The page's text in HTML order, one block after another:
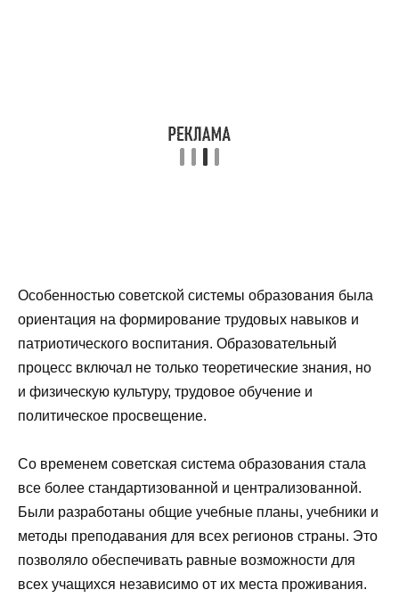
Особенностью советской системы образования была
ориентация на формирование трудовых навыков и
патриотического воспитания. Образовательный
процесс включал не только теоретические знания, но
и физическую культуру, трудовое обучение и
политическое просвещение.
Со временем советская система образования стала
все более стандартизованной и централизованной.
Были разработаны общие учебные планы, учебники и
методы преподавания для всех регионов страны. Это
позволяло обеспечивать равные возможности для
всех учащихся независимо от их места проживания.